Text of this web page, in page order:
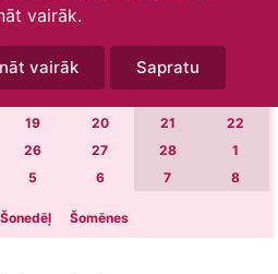
vairāk.
vairāk Sapratu
5 7
12 13 14
19 20 21
22
26 27 28
1
5 6 7 8
Šonedēļ Šomēnes